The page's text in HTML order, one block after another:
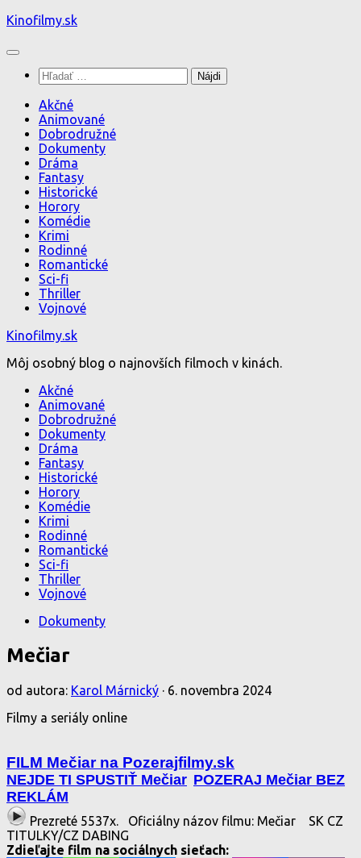
Preskočiť
obsah
Kinofilmy.sk
Hľadať:
Akčné
Animované
Dobrodružné
Dokumenty
Dráma
Fantasy
Historické
Horory
Komédie
Krimi
Rodinné
Romantické
Sci-fi
Thriller
Vojnové
Kinofilmy.sk
Môj osobný blog o najnovších filmoch v kinách.
Akčné
Animované
Dobrodružné
Dokumenty
Dráma
Fantasy
Historické
Horory
Komédie
Krimi
Rodinné
Romantické
Sci-fi
Thriller
Vojnové
Dokumenty
Mečiar
od autora: Karol Márnický · 6. novembra 2024
Filmy a seriály online
FILM Mečiar na Pozerajfilmy.sk
NEJDE TI SPUSTIŤ Mečiar POZERAJ Mečiar BEZ
REKLÁM
Prezreté 5537x. Oficiálny názov filmu: Mečiar
SK CZ
TITULKY/CZ DABING
Zdieľajte film na sociálnych sieťach: